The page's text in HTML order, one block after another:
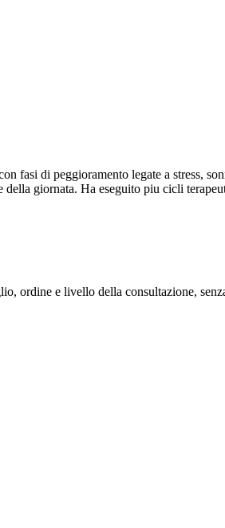
di peggioramento legate a stress,
giornata. Ha eseguito piu cicli
ordine e livello della consultazione,